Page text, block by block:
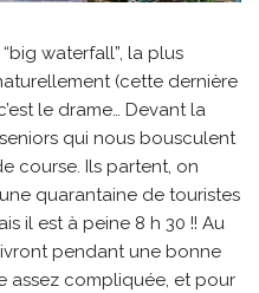
waterfall”, la plus
(cette dernière
le drame… Devant la
qui nous bousculent
course. Ils partent, on
quarantaine de touristes
il est à peine 8 h 30 !! Au
pendant une bonne
assez compliquée, et pour